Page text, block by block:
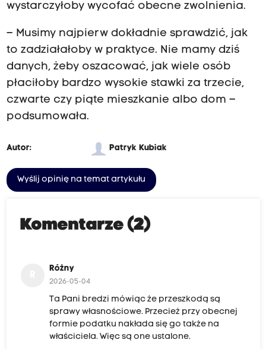
wystarczyłoby wycofać obecne zwolnienia.
– Musimy najpierw dokładnie sprawdzić, jak
to zadziałałoby w praktyce. Nie mamy dziś
danych, żeby oszacować, jak wiele osób
płaciłoby bardzo wysokie stawki za trzecie,
czwarte czy piąte mieszkanie albo dom –
podsumowała.
Autor: Patryk Kubiak
Wyślij opinię na temat artykułu
Komentarze (2)
Różny
2026-05-04
Ta Pani bredzi mówiąc że przeszkodą są
sprawy własnościowe. Przecież przy obecnej
formie podatku nakłada się go także na
właściciela. Więc są one ustalone.